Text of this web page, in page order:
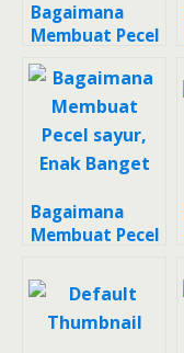
Bagaimana
Membuat Pecel
sayurh yang
Enak
Bagaimana
Membuat Pecel
Banget